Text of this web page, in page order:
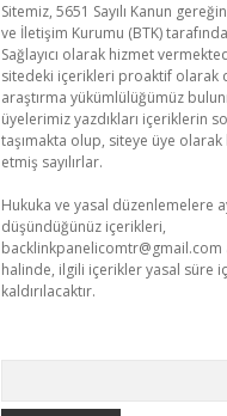
Sitemiz, 5651 Sayılı Kanun
ve İletişim Kurumu (BTK)
Sağlayıcı olarak hizmet
sitedeki içerikleri proaktif olarak
araştırma yükümlülüğümüz
üyelerimiz yazdıkları içeriklerin
taşımakta olup, siteye üye
etmiş sayılırlar.
Hukuka ve yasal düzenlemelere
düşündüğünüz içerikleri,
backlinkpanelicomtr@gmail.com
halinde, ilgili içerikler yasal süre
kaldırılacaktır.